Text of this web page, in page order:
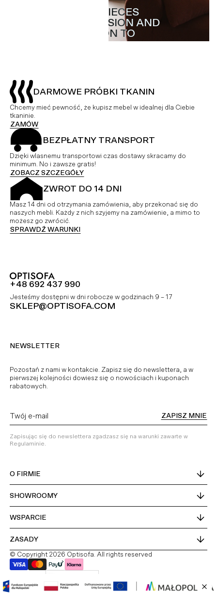
MASTERPIECES
WITH PASSION AND
ATTENTION TO
MASTERPIECES
WITH PASSION AND
ATTENTION TO
DARMOWE PRÓBKI TKANIN
Chcemy mieć pewność, że kupisz mebel w idealnej dla Ciebie
tkaninie.
ZAMÓW
BEZPŁATNY TRANSPORT
Dzięki wlasnemu transportowi czas dostawy skracamy do
minimum. No i zawsze gratis!
ZOBACZ SZCZEGÓŁY
ZWROT DO 14 DNI
Masz 14 dni od otrzymania zamówienia, aby przekonać się do
naszych mebli. Każdy z nich szyjemy na zamówienie, a mimo to
możesz go zwrócić.
SPRAWDŹ WARUNKI
+48 692 437 990
Jesteśmy dostępni w dni robocze w godzinach 9 – 17
SKLEP@OPTISOFA.COM
NEWSLETTER
Pozostań z nami w kontakcie. Zapisz się do newslettera, a w
pierwszej kolejności dowiesz się o nowościach i kuponach
rabatowych.
ZAPISZ MNIE
Zapisując się do newslettera zgadzasz się na warunki zawarte w
Regulaminie.
O FIRMIE
SHOWROOMY
WSPARCIE
ZASADY
© Copyright 2026 Optisofa. All rights reserved